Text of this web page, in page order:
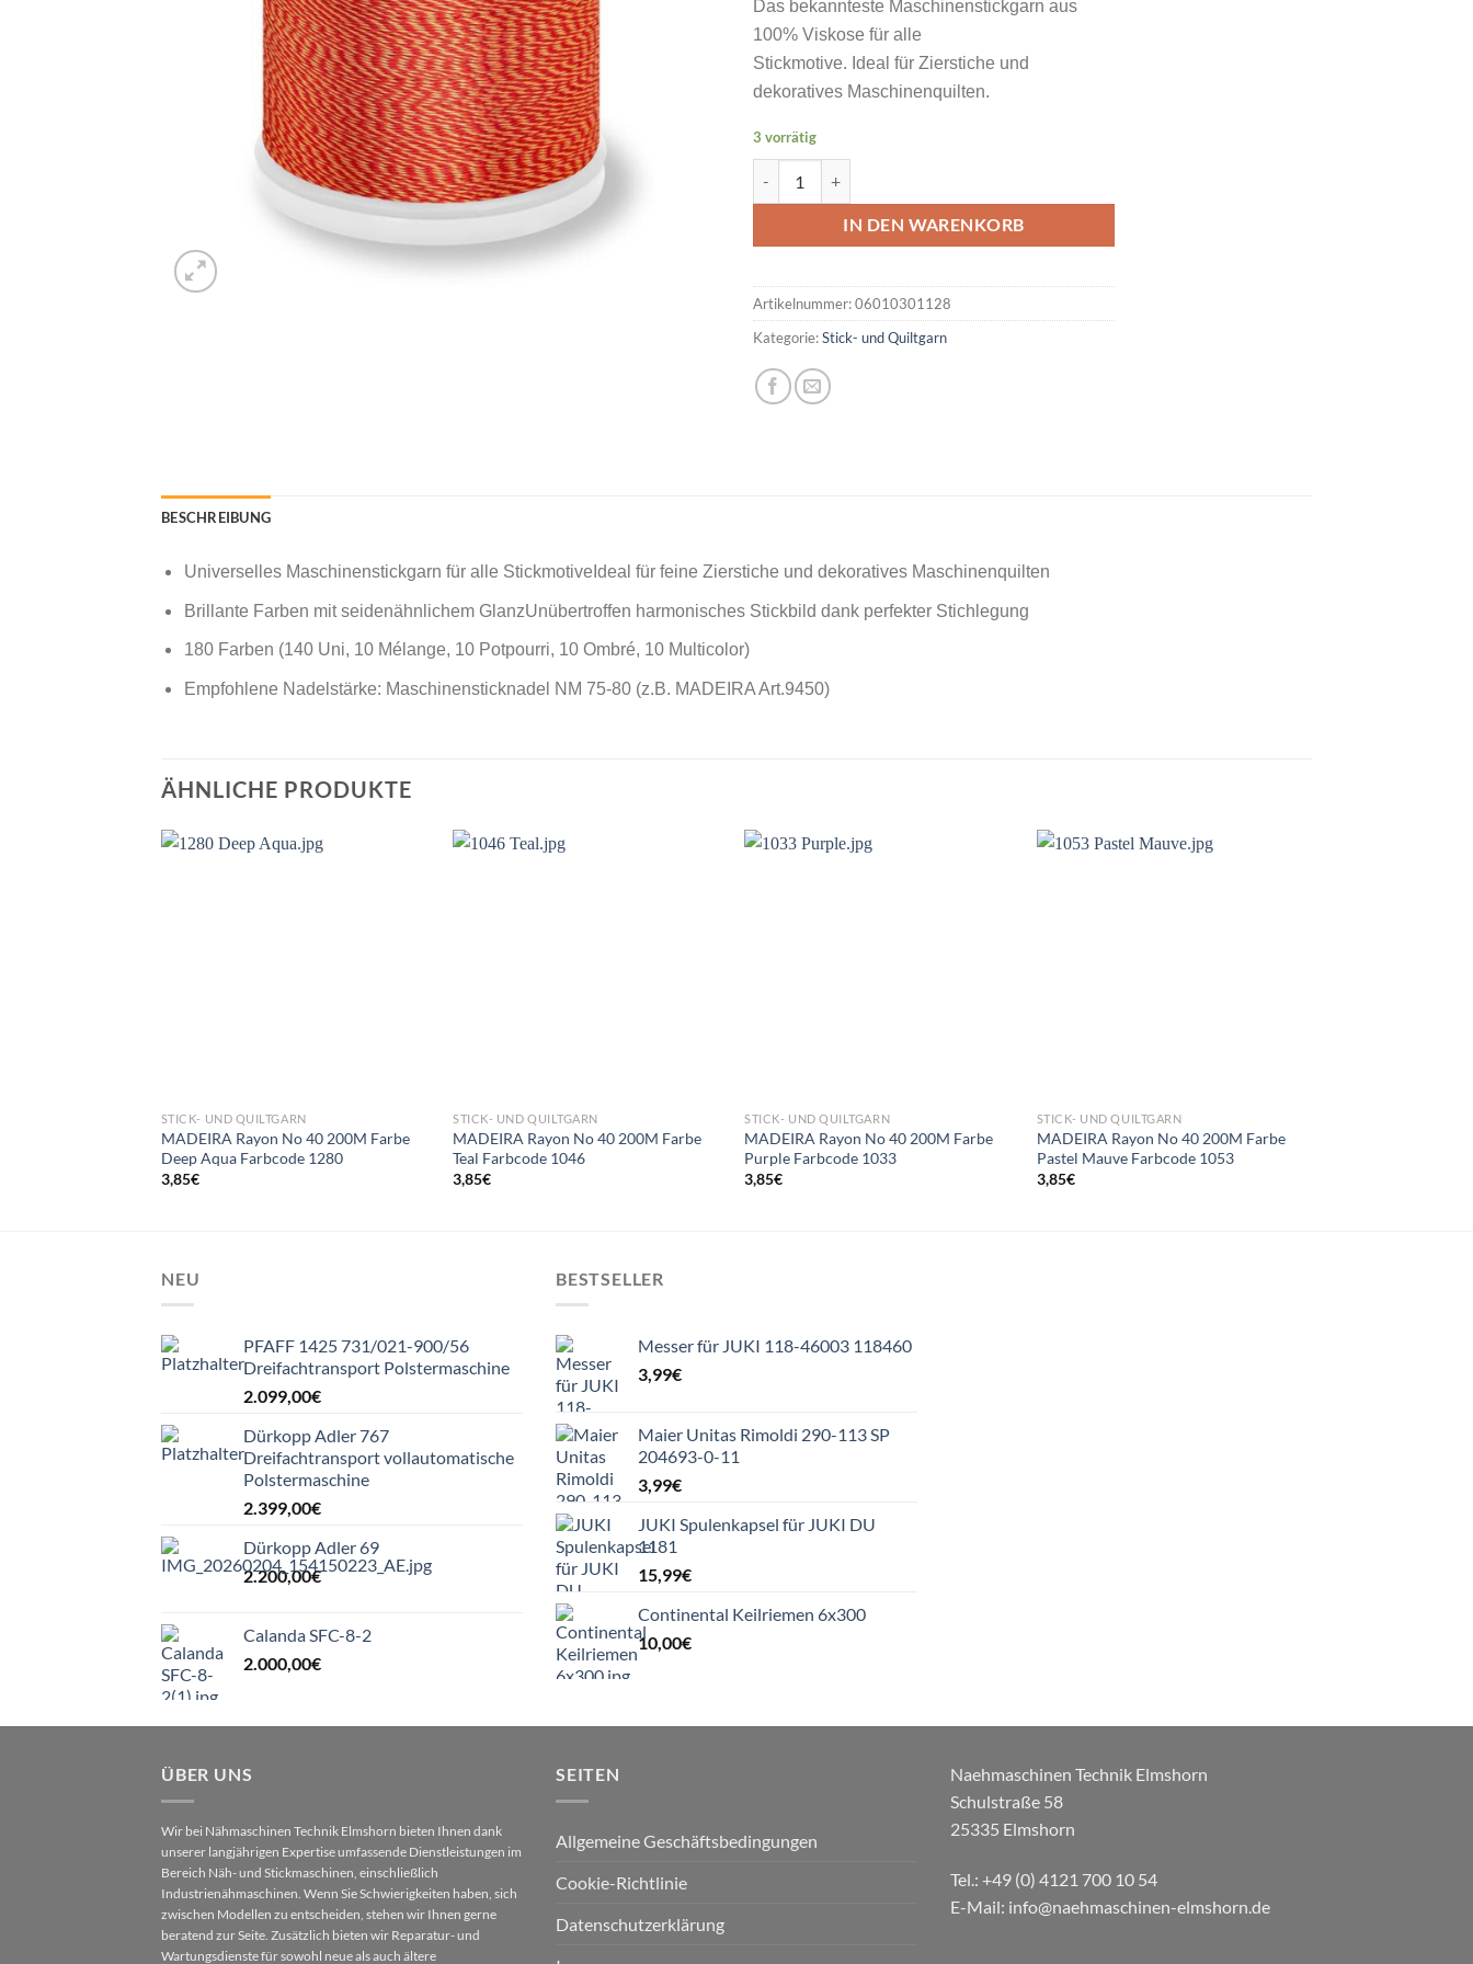
Das bekannteste Maschinenstickgarn aus
100% Viskose für alle
Stickmotive. Ideal für Zierstiche und
dekoratives Maschinenquilten.
3 vorrätig
IN DEN WARENKORB
Artikelnummer:06010301128
Kategorie:Stick- und Quiltgarn
BESCHREIBUNG
Universelles Maschinenstickgarn für alle StickmotiveIdeal für feine Zierstiche und dekoratives Maschinenquilten
Brillante Farben mit seidenähnlichem GlanzUnübertroffen harmonisches Stickbild dank perfekter Stichlegung
180 Farben (140 Uni, 10 Mélange, 10 Potpourri, 10 Ombré, 10 Multicolor)
Empfohlene Nadelstärke: Maschinensticknadel NM 75-80 (z.B. MADEIRA Art.9450)
ÄHNLICHE PRODUKTE
STICK- UND QUILTGARN
MADEIRA Rayon No 40 200M Farbe
Deep Aqua Farbcode 1280
3,85€
STICK- UND QUILTGARN
MADEIRA Rayon No 40 200M Farbe
Teal Farbcode 1046
3,85€
STICK- UND QUILTGARN
MADEIRA Rayon No 40 200M Farbe
Purple Farbcode 1033
3,85€
STICK- UND QUILTGARN
MADEIRA Rayon No 40 200M Farbe
Pastel Mauve Farbcode 1053
3,85€
NEU
PFAFF 1425 731/021-900/56
Dreifachtransport Polstermaschine
2.099,00€
Dürkopp Adler 767
Dreifachtransport vollautomatische
Polstermaschine
2.399,00€
Dürkopp Adler 69
2.200,00€
Calanda SFC-8-2
2.000,00€
BESTSELLER
Messer für JUKI 118-46003 118460
3,99€
Maier Unitas Rimoldi 290-113 SP
204693-0-11
3,99€
JUKI Spulenkapsel für JUKI DU
1181
15,99€
Continental Keilriemen 6x300
10,00€
ÜBER UNS
Wir bei Nähmaschinen Technik Elmshorn bieten Ihnen dank
unserer langjährigen Expertise umfassende Dienstleistungen im
Bereich Näh- und Stickmaschinen, einschließlich
Industrienähmaschinen. Wenn Sie Schwierigkeiten haben, sich
zwischen Modellen zu entscheiden, stehen wir Ihnen gerne
beratend zur Seite. Zusätzlich bieten wir Reparatur- und
Wartungsdienste für sowohl neue als auch ältere
SEITEN
Allgemeine Geschäftsbedingungen
Cookie-Richtlinie
Datenschutzerklärung
Naehmaschinen Technik Elmshorn
Schulstraße 58
25335 Elmshorn
Tel.: +49 (0) 4121 700 10 54
E-Mail: info@naehmaschinen-elmshorn.de